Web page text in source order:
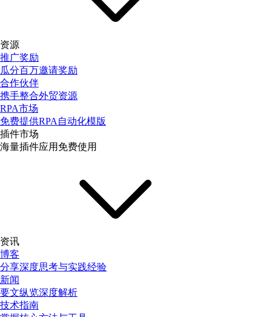
资源
推广奖励
瓜分百万邀请奖励
合作伙伴
携手整合外贸资源
RPA市场
免费提供RPA自动化模版
插件市场
海量插件应用免费使用
资讯
博客
分享深度思考与实践经验
新闻
要文纵览深度解析
技术指南